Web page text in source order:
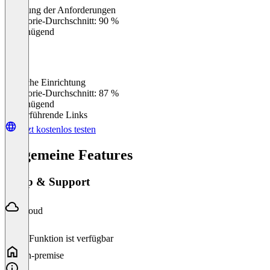
Erfüllung der Anforderungen
Kategorie-Durchschnitt: 90 %
Ungenügend
Einfache Einrichtung
Kategorie-Durchschnitt: 87 %
Ungenügend
Weiterführende Links
Jetzt kostenlos testen
Allgemeine Features
Setup & Support
Cloud
Diese Funktion ist verfügbar
On-premise